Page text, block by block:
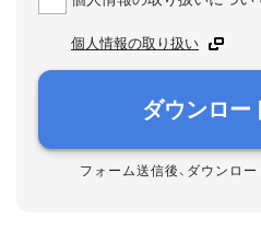
個人情報の取り扱い
ダウンロー
フォーム送信後、ダウンロ